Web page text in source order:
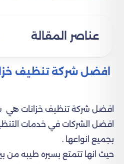
عناصر المقالة
افضل شركة تنظيف
افضل شركة تنظيف خزانات هي
افضل الشركات في خدمات
بجميع انواعها .
حيث انها تتمتع بسيره طيبه من